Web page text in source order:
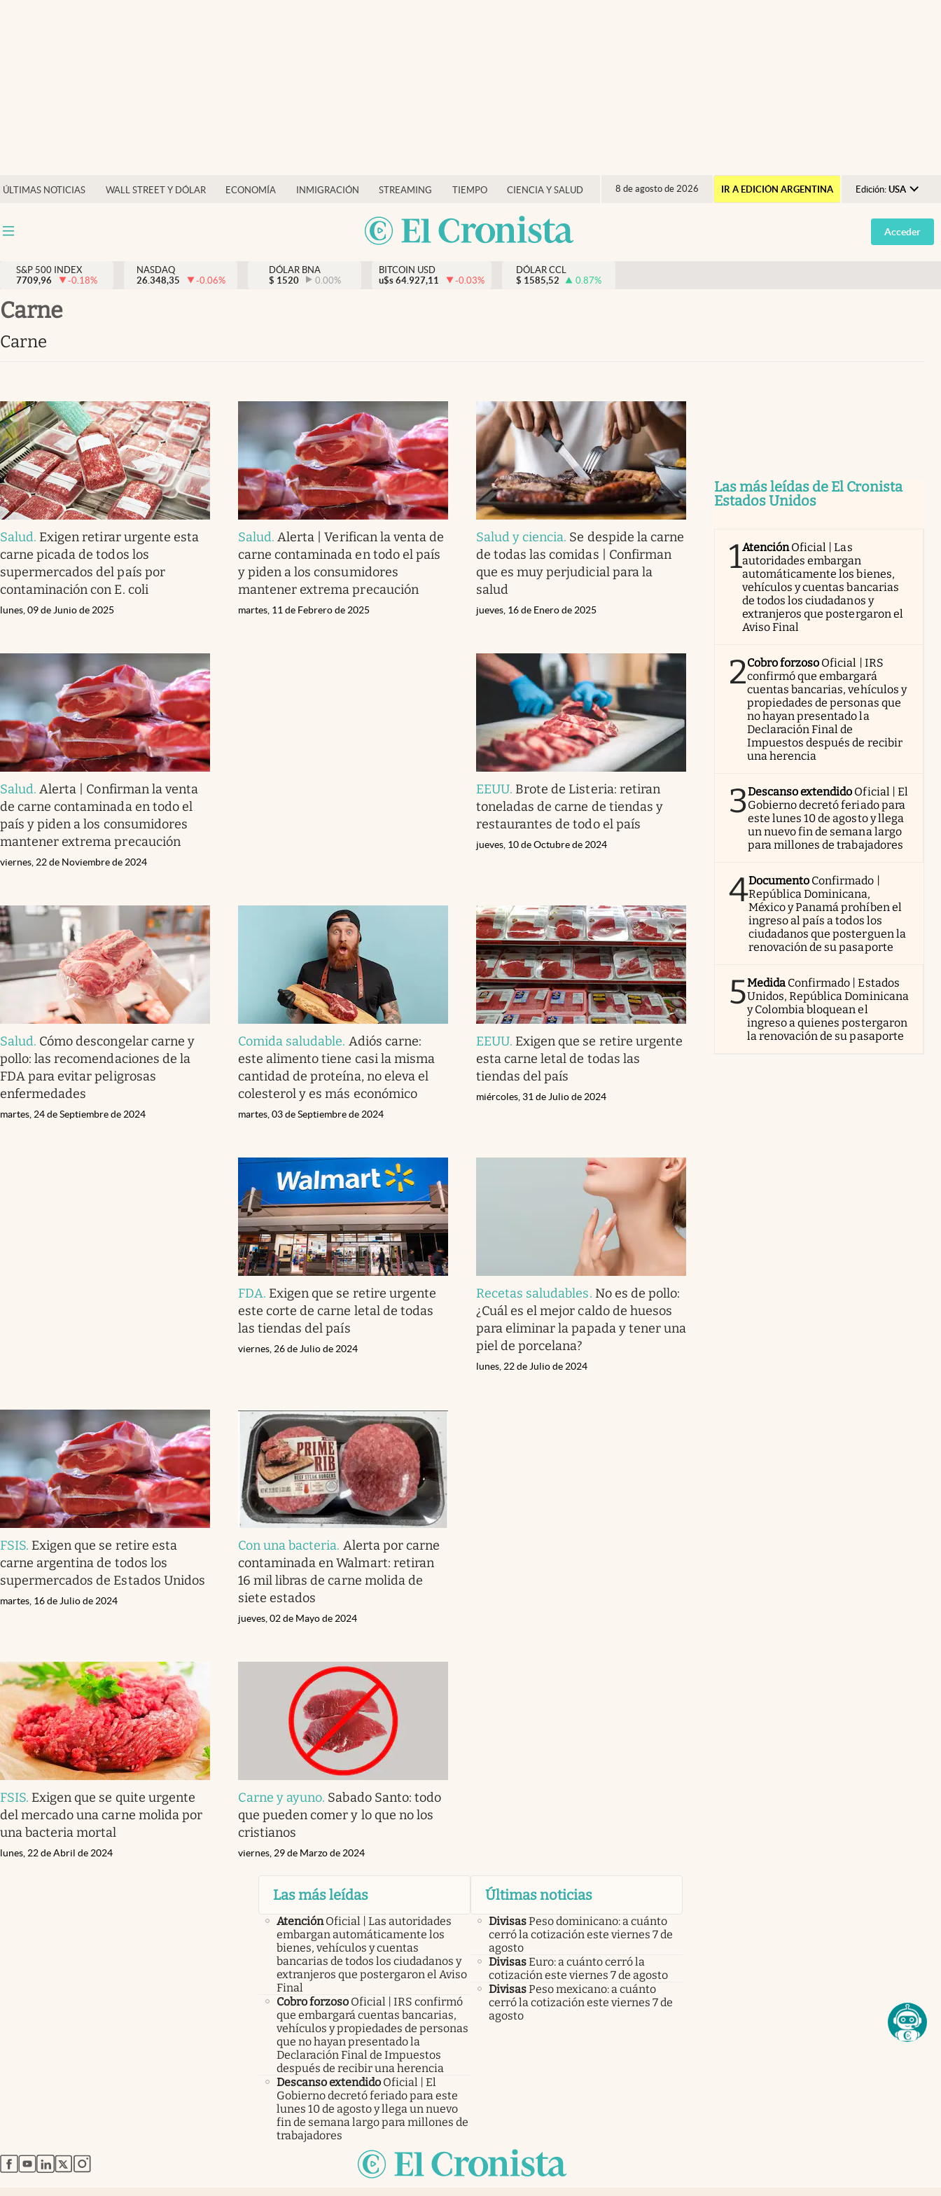
ÚLTIMAS NOTICIAS WALL STREET Y DÓLAR ECONOMÍA INMIGRACIÓN STREAMING TIEMPO CIENCIA Y SALUD 8 de agosto de 2026 IR A EDICIÓN ARGENTINA Edición: USA
Argentina
España
Tiempo
Streaming
Lifestyle
Acceder
S&P 500 INDEX
7709,96
-0.18%
NASDAQ
26.348,35
-0.06%
DÓLAR BNA
$ 1520 0.00%
BITCOIN USD
u$s 64.927,11 -0.03%
DÓLAR CCL
$ 1585,52 0.87%
carne
carne
Salud. Exigen retirar urgente esta
carne picada de todos los
supermercados del país por
contaminación con E. coli
lunes, 09 de Junio de 2025
Salud.Alerta | Verifican la venta de
carne contaminada en todo el país
y piden a los consumidores
mantener extrema precaución
martes, 11 de Febrero de 2025
Salud y ciencia. Se despide la carne
de todas las comidas | Confirman
que es muy perjudicial para la
salud
jueves, 16 de Enero de 2025
Salud.Alerta | Confirman la venta
de carne contaminada en todo el
país y piden a los consumidores
mantener extrema precaución
viernes, 22 de Noviembre de 2024
EEUU. Brote de Listeria: retiran
toneladas de carne de tiendas y
restaurantes de todo el país
jueves, 10 de Octubre de 2024
Salud. Cómo descongelar carne y
pollo: las recomendaciones de la
FDA para evitar peligrosas
enfermedades
martes, 24 de Septiembre de 2024
Comida saludable. Adiós carne:
este alimento tiene casi la misma
cantidad de proteína, no eleva el
colesterol y es más económico
martes, 03 de Septiembre de 2024
EEUU. Exigen que se retire urgente
esta carne letal de todas las
tiendas del país
miércoles, 31 de Julio de 2024
FDA. Exigen que se retire urgente
este corte de carne letal de todas
las tiendas del país
viernes, 26 de Julio de 2024
Recetas saludables. No es de pollo:
¿Cuál es el mejor caldo de huesos
para eliminar la papada y tener una
piel de porcelana?
lunes, 22 de Julio de 2024
FSIS. Exigen que se retire esta
carne argentina de todos los
supermercados de Estados Unidos
martes, 16 de Julio de 2024
Con una bacteria. Alerta por carne
contaminada en Walmart: retiran
16 mil libras de carne molida de
siete estados
jueves, 02 de Mayo de 2024
FSIS. Exigen que se quite urgente
del mercado una carne molida por
una bacteria mortal
lunes, 22 de Abril de 2024
Carne y ayuno. Sabado Santo: todo
que pueden comer y lo que no los
cristianos
viernes, 29 de Marzo de 2024
Las más leídas de El Cronista
Estados Unidos
1AtenciónOficial | Las
autoridades embargan
automáticamente los bienes,
vehículos y cuentas bancarias
de todos los ciudadanos y
extranjeros que postergaron el
Aviso Final
2Cobro forzoso Oficial | IRS
confirmó que embargará
cuentas bancarias, vehículos y
propiedades de personas que
no hayan presentado la
Declaración Final de
Impuestos después de recibir
una herencia
3Descanso extendido Oficial | El
Gobierno decretó feriado para
este lunes 10 de agosto y llega
un nuevo fin de semana largo
para millones de trabajadores
4Documento Confirmado |
República Dominicana,
México y Panamá prohíben el
ingreso al país a todos los
ciudadanos que posterguen la
renovación de su pasaporte
5Medida Confirmado | Estados
Unidos, República Dominicana
y Colombia bloquean el
ingreso a quienes postergaron
la renovación de su pasaporte
Las más leídas
Atención Oficial | Las autoridades
embargan automáticamente los
bienes, vehículos y cuentas
bancarias de todos los ciudadanos y
extranjeros que postergaron el Aviso
Final
Cobro forzoso Oficial | IRS confirmó
que embargará cuentas bancarias,
vehículos y propiedades de personas
que no hayan presentado la
Declaración Final de Impuestos
después de recibir una herencia
Descanso extendido Oficial | El
Gobierno decretó feriado para este
lunes 10 de agosto y llega un nuevo
fin de semana largo para millones de
trabajadores
Últimas noticias
DivisasPeso dominicano: a cuánto
cerró la cotización este viernes 7 de
agosto
DivisasEuro: a cuánto cerró la
cotización este viernes 7 de agosto
DivisasPeso mexicano: a cuánto
cerró la cotización este viernes 7 de
agosto
abre en nueva pestaña
abre en nueva pestaña
abre en nueva pestaña
abre en nueva pestaña
abre en nueva pestaña